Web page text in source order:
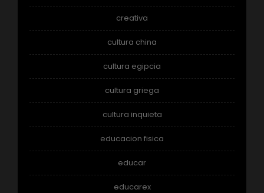
creativa
cultura china
cultura egipcia
cultura griega
cultura inquieta
educacion fisica
educar
educarex